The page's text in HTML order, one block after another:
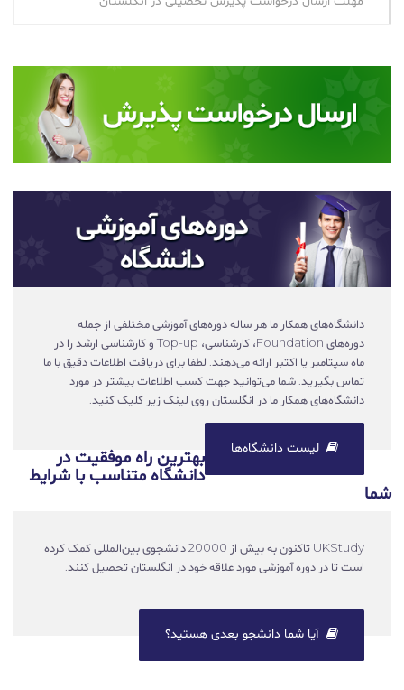
دانشگاه‌های همکار ما هر ساله دوره‌های آموزشی مختلفی از جمله
دوره‌های Foundation، کارشناسی، Top-up و کارشناسی ارشد را در
ماه سپتامبر یا اکتبر ارائه می‌دهند. لطفا برای دریافت اطلاعات دقیق با ما
تماس بگیرید. شما می‌توانید جهت کسب اطلاعات بیشتر در مورد
دانشگاه‌های همکار ما در انگلستان روی لینک زیر کلیک کنید.
لیست دانشگاه‌ها
بهترین راه موفقیت در
دانشگاه متناسب با شرایط
شما
UKStudy تاکنون به بیش از 20000 دانشجوی بین‌المللی کمک کرده
است تا در دوره آموزشی مورد علاقه خود در انگلستان تحصیل کنند.
آیا شما دانشجو بعدی هستید؟